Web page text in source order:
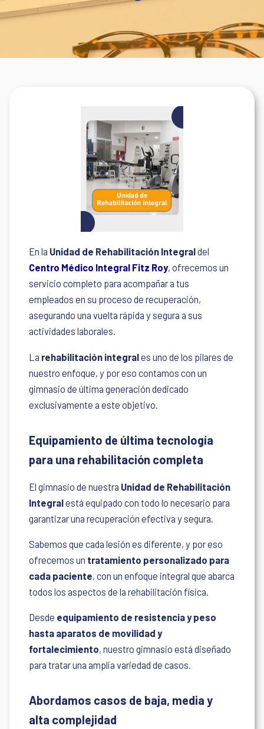
En la Unidad de Rehabilitación Integraldel
Centro Médico Integral Fitz Roy, ofrecemos un
servicio completo para acompañar a tus
empleados en su proceso de recuperación,
asegurando una vuelta rápida y segura a sus
actividades laborales.
La rehabilitación integrales uno de los pilares de
nuestro enfoque, y por eso contamos con un
gimnasio de última generación dedicado
exclusivamente a este objetivo.
Equipamiento de última tecnología
para una rehabilitación completa
El gimnasio de nuestra Unidad de Rehabilitación
Integralestá equipado con todo lo necesario para
garantizar una recuperación efectiva y segura.
Sabemos que cada lesión es diferente, y por eso
ofrecemos un tratamiento personalizado para
cada paciente, con un enfoque integral que abarca
todos los aspectos de la rehabilitación física.
Desde equipamiento de resistencia y peso
hasta aparatos de movilidad y
fortalecimiento, nuestro gimnasio está diseñado
para tratar una amplia variedad de casos.
Abordamos casos de baja, media y
alta complejidad